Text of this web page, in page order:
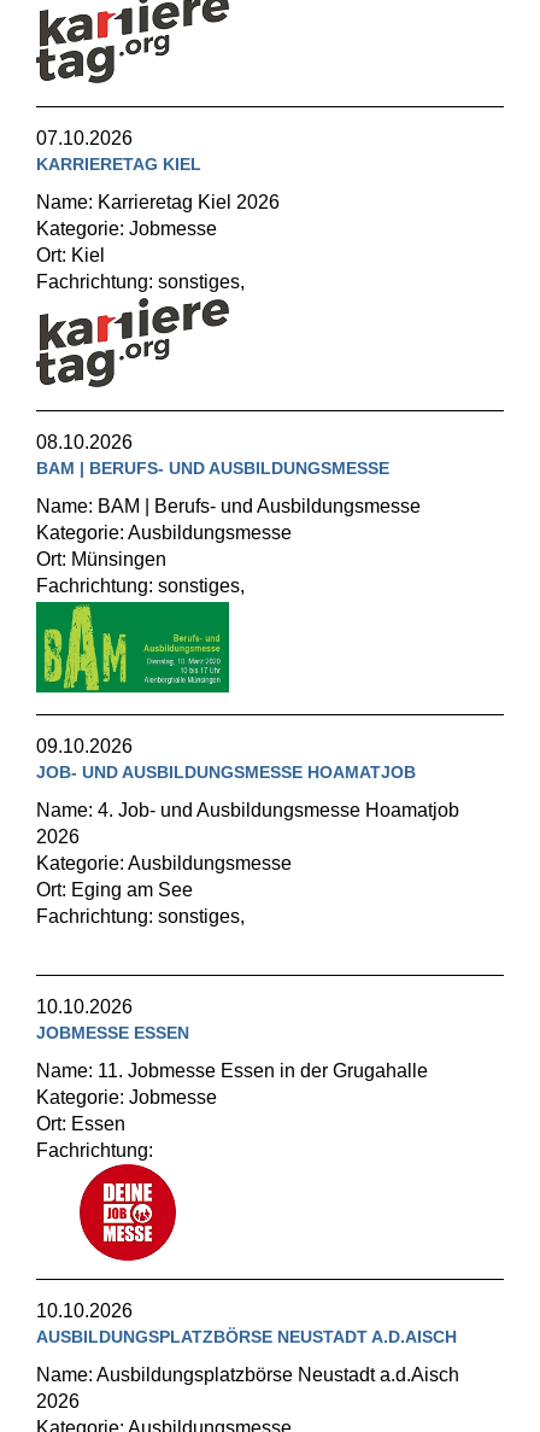
07.10.2026
KARRIERETAG KIEL
Name: Karrieretag Kiel 2026
Kategorie: Jobmesse
Ort: Kiel
Fachrichtung: sonstiges,
08.10.2026
BAM | BERUFS- UND AUSBILDUNGSMESSE
Name: BAM | Berufs- und Ausbildungsmesse
Kategorie: Ausbildungsmesse
Ort: Münsingen
Fachrichtung: sonstiges,
09.10.2026
JOB- UND AUSBILDUNGSMESSE HOAMATJOB
Name: 4. Job- und Ausbildungsmesse Hoamatjob
2026
Kategorie: Ausbildungsmesse
Ort: Eging am See
Fachrichtung: sonstiges,
10.10.2026
JOBMESSE ESSEN
Name: 11. Jobmesse Essen in der Grugahalle
Kategorie: Jobmesse
Ort: Essen
Fachrichtung:
10.10.2026
AUSBILDUNGSPLATZBÖRSE NEUSTADT A.D.AISCH
Name: Ausbildungsplatzbörse Neustadt a.d.Aisch
2026